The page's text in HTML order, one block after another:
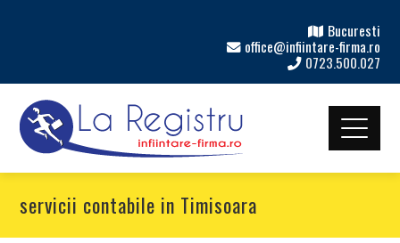
Bucuresti
office@infiintare-firma.ro
0723.500.027
servicii contabile in Timisoara